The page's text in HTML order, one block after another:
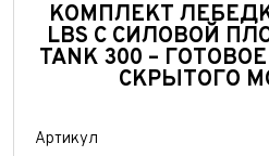
КОМПЛЕКТ
LBS С СИЛОВОЙ
TANK 300 –
СКРЫТОГО
Артикул